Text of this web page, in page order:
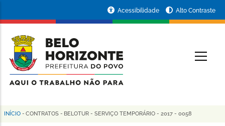
conteúdo
principal
da
Prefeitura
de
Horizonte
Acessibilidade Alto Contraste
Trilha
INÍCIO - CONTRATOS - BELOTUR - SERVIÇO TEMPORÁRIO - 2017 - 0058